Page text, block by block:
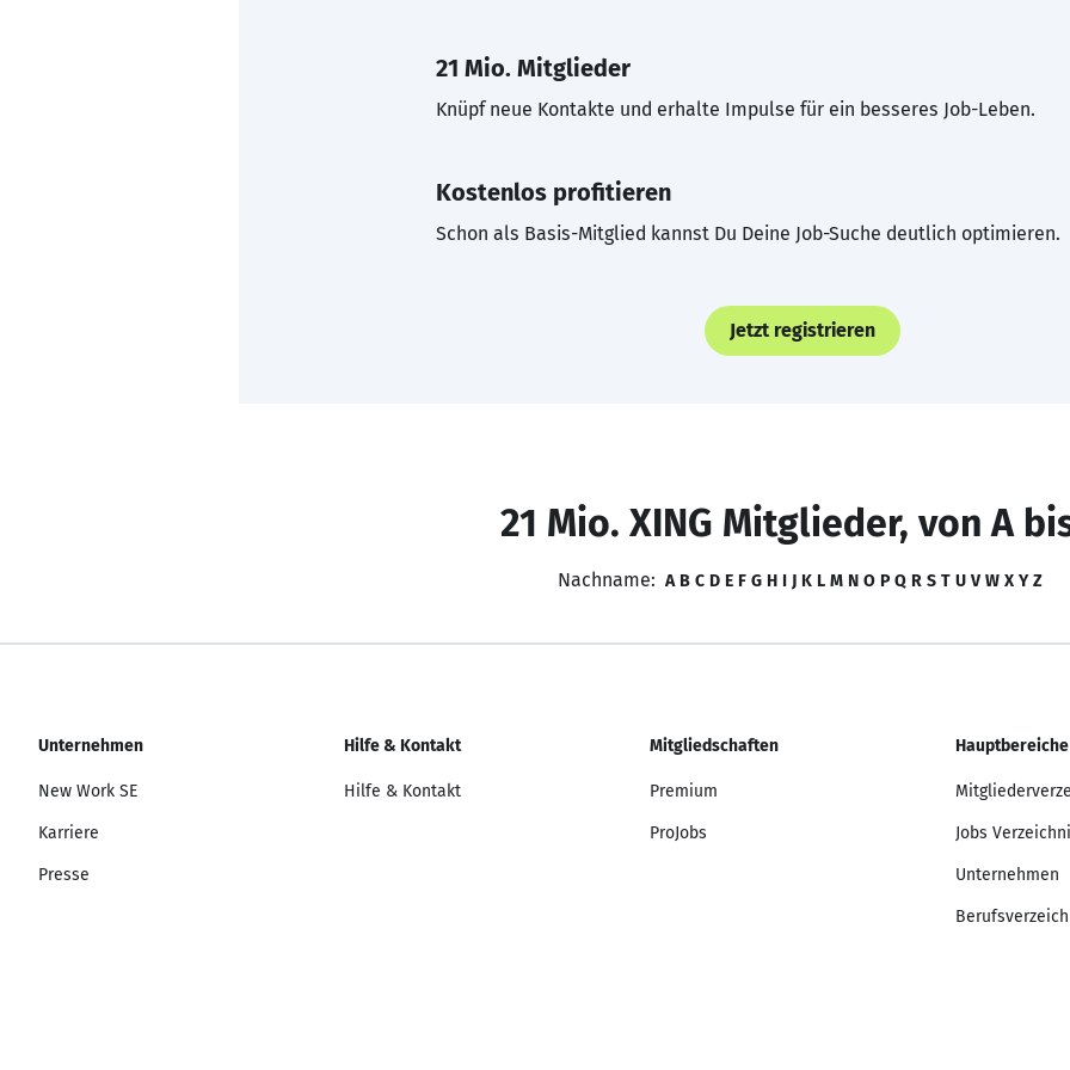
21 Mio. Mitglieder
Knüpf neue Kontakte und erhalte Impulse für ein besseres Job-Leben.
Kostenlos profitieren
Schon als Basis-Mitglied kannst Du Deine Job-Suche deutlich optimieren.
Jetzt registrieren
21 Mio. XING Mitglieder, von A
Nachname: A B C D E F G H I J K L M N O P Q R S T U V W X Y Z
Unternehmen
New Work SE
Karriere
Presse
Hilfe & Kontakt
Hilfe & Kontakt
Mitgliedschaften
Premium
ProJobs
Hauptbereiche
Jobs
Unternehmen